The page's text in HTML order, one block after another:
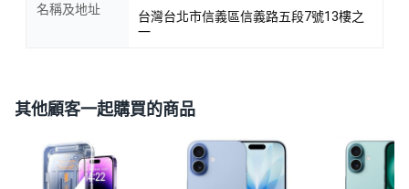
名稱及地址
台灣台北市信義區信義路五段7號13樓之
一
其他顧客一起購買的商品